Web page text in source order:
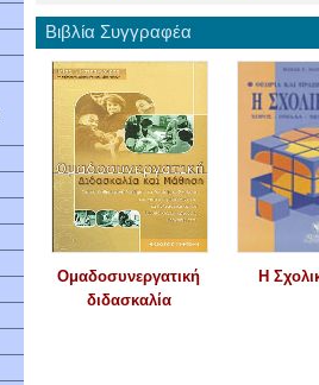
Βιβλία Συγγραφέα
Ομαδοσυνεργατική
διδασκαλία
Η